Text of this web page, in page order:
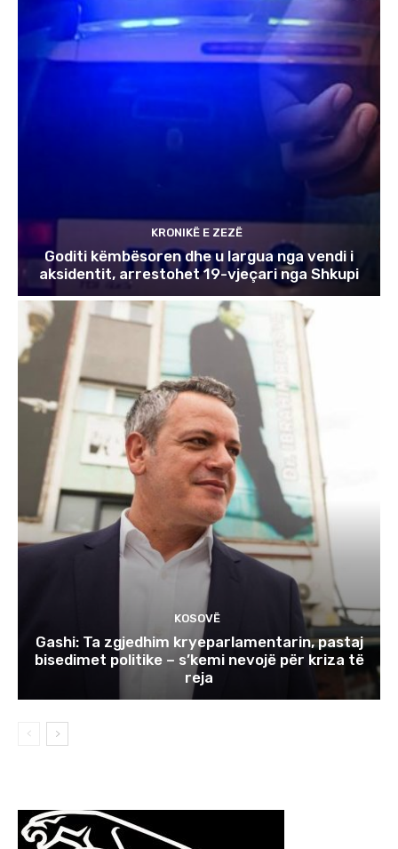
KRONIKË E ZEZË
Goditi këmbësoren dhe u largua nga vendi i
aksidentit, arrestohet 19-vjeçari nga Shkupi
KOSOVË
Gashi: Ta zgjedhim kryeparlamentarin, pastaj
bisedimet politike – s’kemi nevojë për kriza të
reja